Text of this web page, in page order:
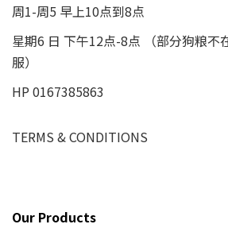
周1-周5 早上10点到8点
星期6 日 下午12点-8点 （部分狗粮不
服）
HP 0167385863
TERMS & CONDITIONS
Our Products